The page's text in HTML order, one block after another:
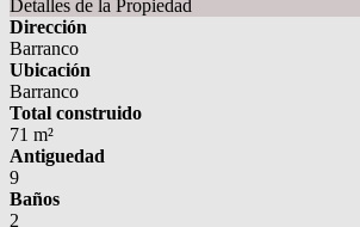
Detalles de la Propiedad
Dirección
Barranco
Ubicación
Barranco
Total construido
71 m²
Antiguedad
9
Baños
2